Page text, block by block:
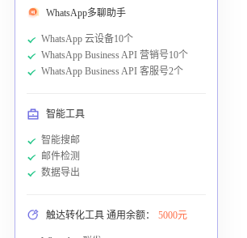
WhatsApp多聊助手
WhatsApp 云设备10个
WhatsApp Business API 营销号10个
WhatsApp Business API 客服号2个
智能工具
智能搜邮
邮件检测
数据导出
触达转化工具 通用余额： 5000元